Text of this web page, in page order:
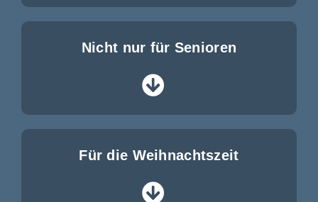
Nicht nur für Senioren
Für die Weihnachtszeit